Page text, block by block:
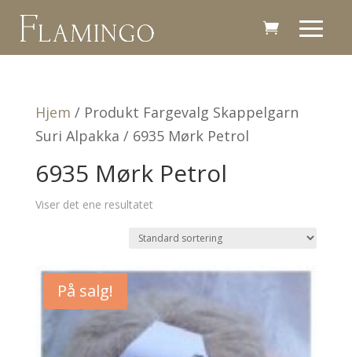
Hjem / Produkt Fargevalg Skappelgarn
Suri Alpakka / 6935 Mørk Petrol
6935 Mørk Petrol
Viser det ene resultatet
På salg!